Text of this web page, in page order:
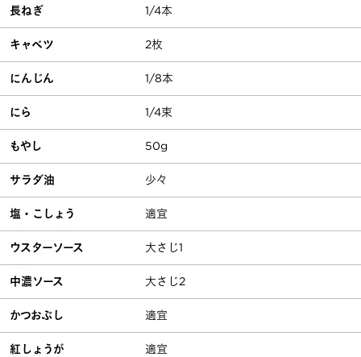
長ねぎ 1/4本
キャベツ 2枚
にんじん 1/8本
にら 1/4束
もやし 50g
サラダ油 少々
塩・こしょう 適宜
ウスターソース 大さじ1
中濃ソース 大さじ2
かつおぶし 適宜
紅しょうが 適宜